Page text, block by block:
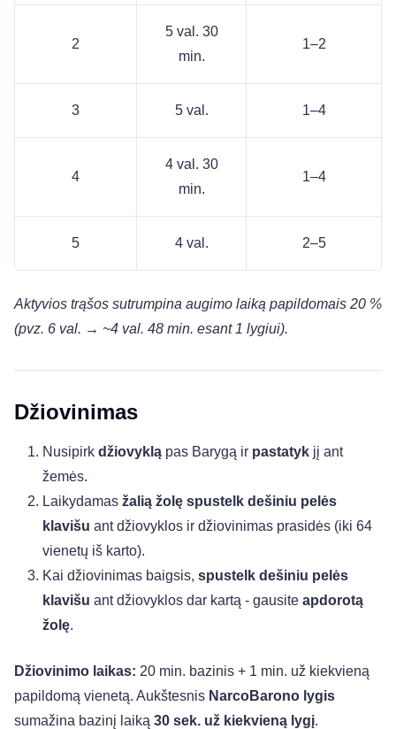
2
5 val. 30
min.
1–2
3 5 val. 1–4
4
4 val. 30
min.
1–4
5 4 val. 2–5
Aktyvios trąšos sutrumpina augimo laiką papildomais 20 %
(pvz. 6 val. → ~4 val. 48 min. esant 1 lygiui).
Džiovinimas
Nusipirk džiovyklą pas Barygą ir pastatyk jį ant
žemės.
Laikydamas žalią žolę spustelk dešiniu pelės
klavišu ant džiovyklos ir džiovinimas prasidės (iki 64
vienetų iš karto).
Kai džiovinimas baigsis, spustelk dešiniu pelės
klavišu ant džiovyklos dar kartą - gausite apdorotą
žolę.
Džiovinimo laikas: 20 min. bazinis + 1 min. už kiekvieną
papildomą vienetą. Aukštesnis NarcoBarono lygis
sumažina bazinį laiką 30 sek. už kiekvieną lygį.